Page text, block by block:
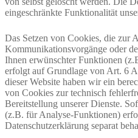
eingeschränkte Funktionalität
Das Setzen von Cookies, die zur
Kommunikationsvorgänge oder
Ihnen erwünschter Funktionen
erfolgt auf Grundlage von Art. 6
dieser Website haben wir ein
von Cookies zur technisch
Bereitstellung unserer Dienste.
(z.B. für Analyse-Funktionen)
Datenschutzerklärung separat